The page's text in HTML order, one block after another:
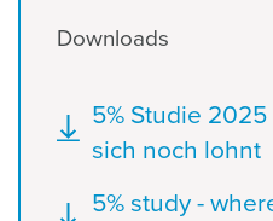
Downloads
Dokument
5% Studie
sich noch lohnt
Dokument
5% study -